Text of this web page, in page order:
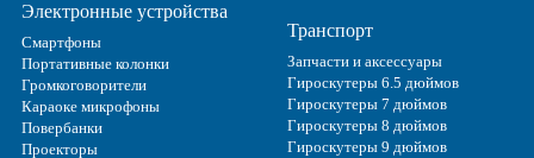
Электронные устройства
Смартфоны
Портативные колонки
Громкоговорители
Караоке микрофоны
Повербанки
Проекторы
Транспорт
Запчасти и аксессуары
Гироскутеры 6.5 дюймов
Гироскутеры 7 дюймов
Гироскутеры 8 дюймов
Гироскутеры 9 дюймов